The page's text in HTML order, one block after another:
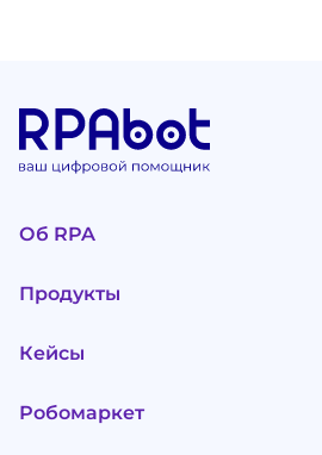
Об RPA
Продукты
Кейсы
Робомаркет